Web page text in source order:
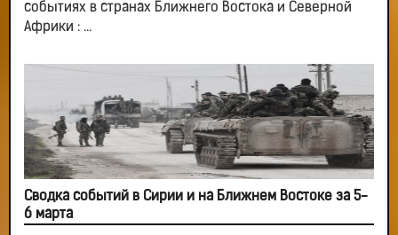
событиях в странах Ближнего Востока и Северной
Африки : ...
Сводка событий в Сирии и на Ближнем Востоке за 5-
6 марта